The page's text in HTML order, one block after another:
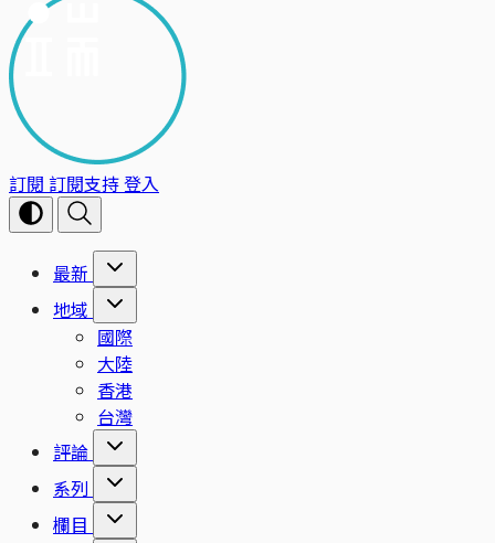
訂閱 訂閱支持登入
最新
地域
國際
大陸
香港
台灣
評論
系列
欄目